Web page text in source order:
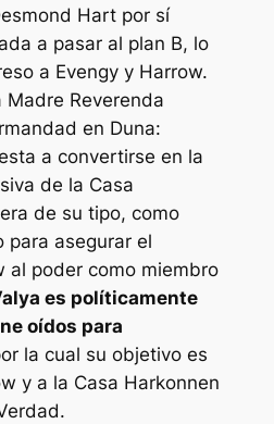
Hart por sí
a pasar al plan B, lo
a Evengy y Harrow.
Madre Reverenda
en Duna:
a convertirse en la
de la Casa
de su tipo, como
para asegurar el
al poder como miembro
es políticamente
oídos para
la cual su objetivo es
y a la Casa Harkonnen